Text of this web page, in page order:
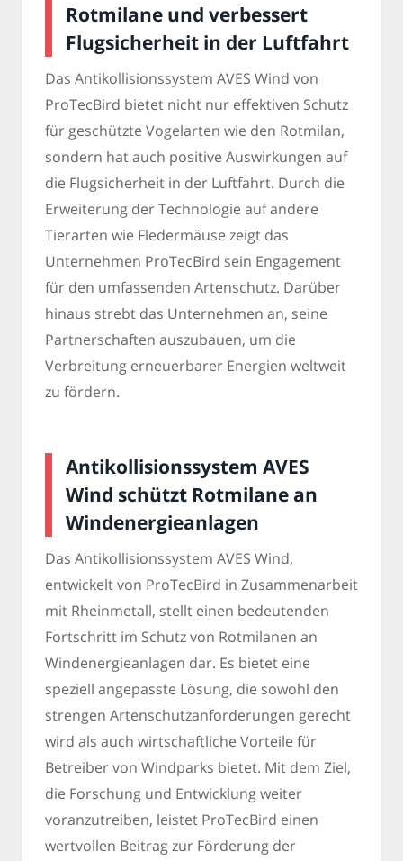
Rotmilane und verbessert
Flugsicherheit in der Luftfahrt
Das Antikollisionssystem AVES Wind von
ProTecBird bietet nicht nur effektiven Schutz
für geschützte Vogelarten wie den Rotmilan,
sondern hat auch positive Auswirkungen auf
die Flugsicherheit in der Luftfahrt. Durch die
Erweiterung der Technologie auf andere
Tierarten wie Fledermäuse zeigt das
Unternehmen ProTecBird sein Engagement
für den umfassenden Artenschutz. Darüber
hinaus strebt das Unternehmen an, seine
Partnerschaften auszubauen, um die
Verbreitung erneuerbarer Energien weltweit
zu fördern.
Antikollisionssystem AVES
Wind schützt Rotmilane an
Windenergieanlagen
Das Antikollisionssystem AVES Wind,
entwickelt von ProTecBird in Zusammenarbeit
mit Rheinmetall, stellt einen bedeutenden
Fortschritt im Schutz von Rotmilanen an
Windenergieanlagen dar. Es bietet eine
speziell angepasste Lösung, die sowohl den
strengen Artenschutzanforderungen gerecht
wird als auch wirtschaftliche Vorteile für
Betreiber von Windparks bietet. Mit dem Ziel,
die Forschung und Entwicklung weiter
voranzutreiben, leistet ProTecBird einen
wertvollen Beitrag zur Förderung der